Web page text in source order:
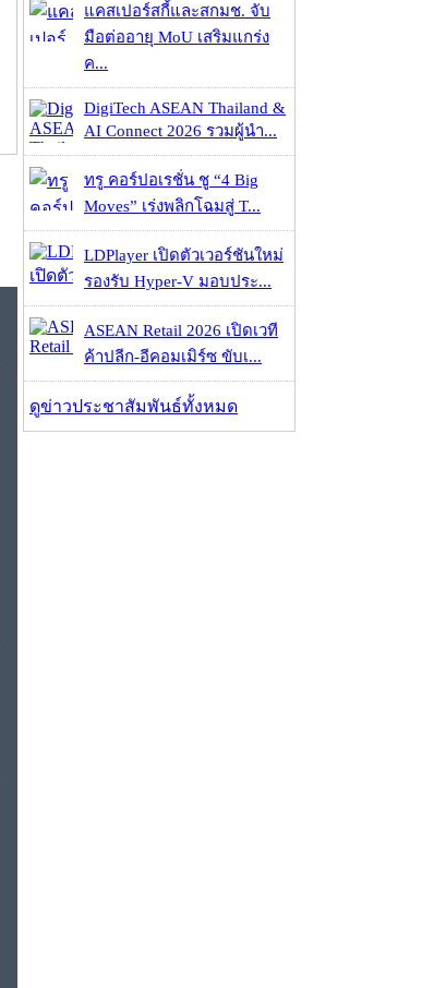
แคสเปอร์สกี้และสกมช. จับ
มือต่ออายุ MoU เสริมแกร่ง
ค...
DigiTech ASEAN Thailand &
AI Connect 2026 รวมผู้นำ...
ทรู คอร์ปอเรชั่น ชู “4 Big
Moves” เร่งพลิกโฉมสู่ T...
LDPlayer เปิดตัวเวอร์ชันใหม่
รองรับ Hyper-V มอบประ...
ASEAN Retail 2026 เปิดเวที
ค้าปลีก-อีคอมเมิร์ซ ขับเ...
ดูข่าวประชาสัมพันธ์ทั้งหมด